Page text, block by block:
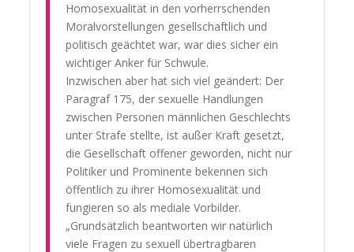
Homosexualität in den vorherrschenden
Moralvorstellungen gesellschaftlich und
politisch geächtet war, war dies sicher ein
wichtiger Anker für Schwule.
Inzwischen aber hat sich viel geändert: Der
Paragraf 175, der sexuelle Handlungen
zwischen Personen männlichen Geschlechts
unter Strafe stellte, ist außer Kraft gesetzt,
die Gesellschaft offener geworden, nicht nur
Politiker und Prominente bekennen sich
öffentlich zu ihrer Homosexualität und
fungieren so als mediale Vorbilder.
„Grundsätzlich beantworten wir natürlich
viele Fragen zu sexuell übertragbaren